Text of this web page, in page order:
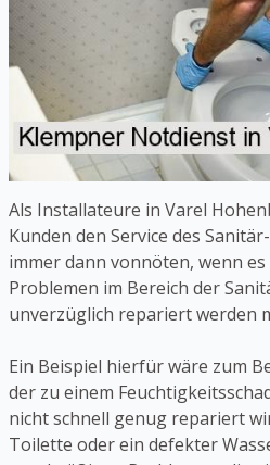
Als Installateure in Varel
Kunden den Service des
immer dann vonnöten, wenn
Problemen im Bereich der
unverzüglich repariert werden
Ein Beispiel hierfür wäre zum
der zu einem
nicht schnell genug repariert
Toilette oder ein defekter